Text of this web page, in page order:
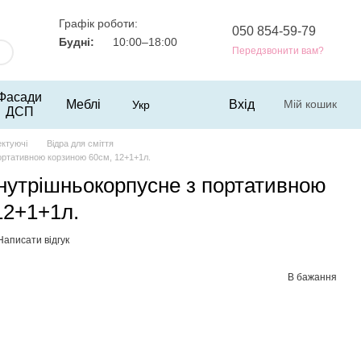
Графік роботи:
Будні:
10:00–18:00
050 854-59-79
Передзвонити вам?
ДСП
Меблі Укр Вхід Мій кошик
Відра для сміття
корзиною 60см, 12+1+1л.
з портативною
відгук
В бажання